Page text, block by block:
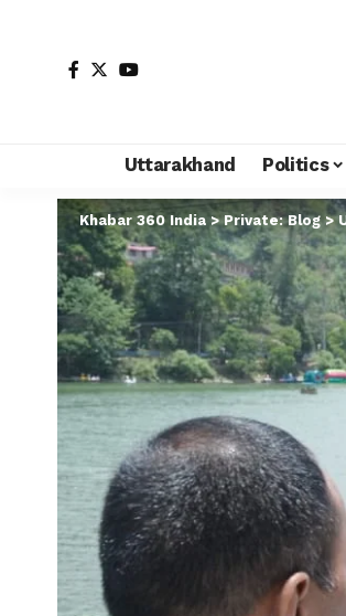
Uttarakhand Politics
Khabar 360 India >Private: Blog>